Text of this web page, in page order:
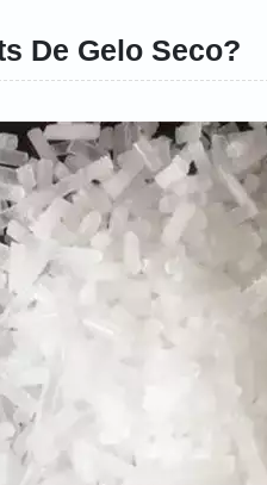
De Gelo Seco?